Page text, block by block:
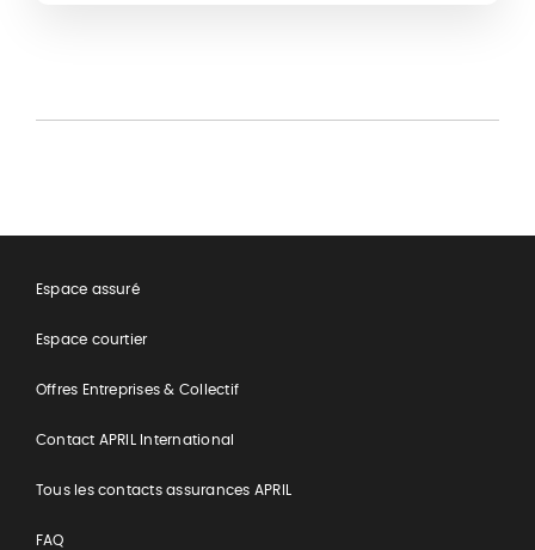
Espace assuré
Espace courtier
Offres Entreprises & Collectif
Contact APRIL International
Tous les contacts assurances APRIL
FAQ